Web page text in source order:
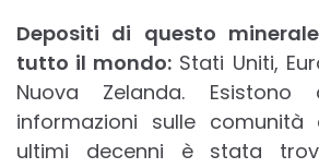
Depositi di questo
tutto il mondo: Stati Uniti,
Nuova Zelanda. Esistono
informazioni sulle comunità
ultimi decenni è stata